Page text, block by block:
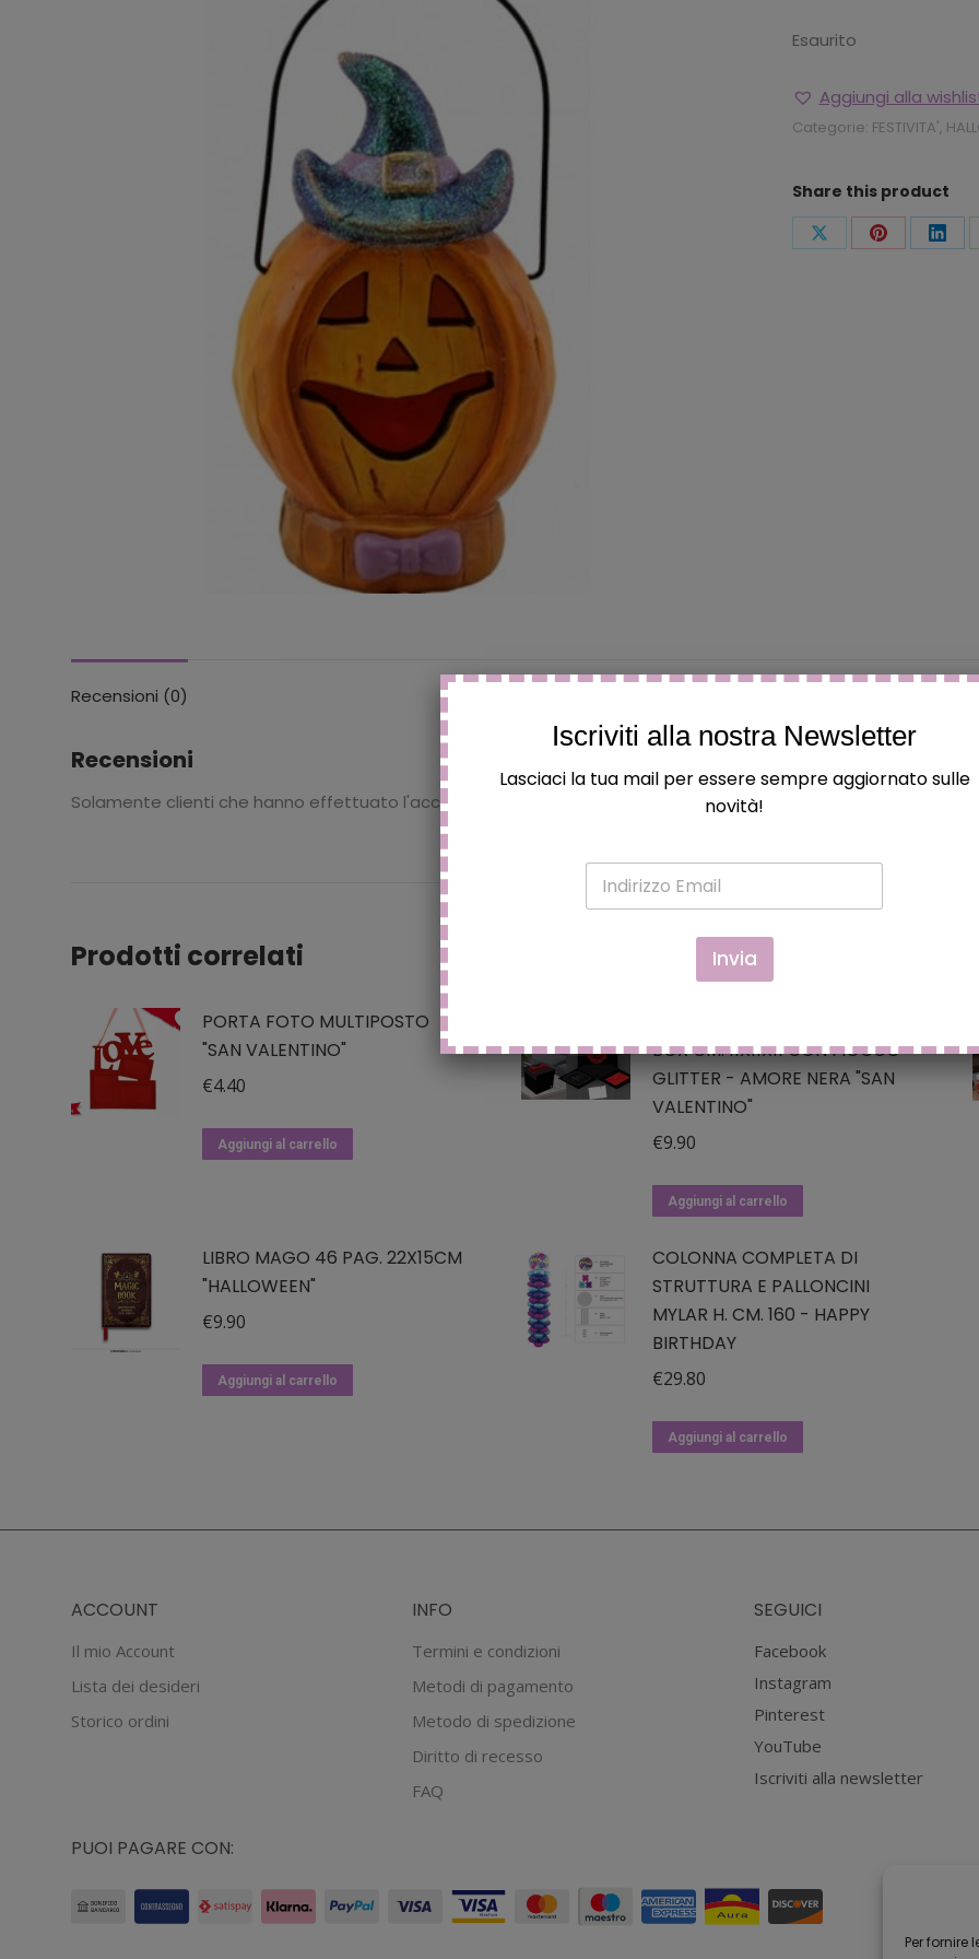
Per fornire
Esaurito
Aggiungi alla
Categorie: FESTIVITA',
Share this product
CondividiCondividi
Recensioni (0)
Recensioni
Solamente clienti che hanno effettuato l'accesso ed hanno acquistato questo prodotto possono lasciare una
Prodotti correlati
PORTA FOTO MULTIPOSTO
"SAN VALENTINO"
€4.40
Aggiungi al carrello
BOX CM. 11X11X11 CON FIOCCO
GLITTER - AMORE NERA "SAN
VALENTINO"
€9.90
Aggiungi al carrello
LIBRO MAGO 46 PAG. 22X15CM
"HALLOWEEN"
€9.90
Aggiungi al carrello
COLONNA COMPLETA DI
STRUTTURA E PALLONCINI
MYLAR H. CM. 160 - HAPPY
BIRTHDAY
€29.80
Aggiungi al carrello
ACCOUNT
Il mio Account
Lista dei desideri
Storico ordini
INFO
Termini e condizioni
Metodi di pagamento
Metodo di spedizione
Diritto di recesso
FAQ
SEGUICI
Facebook
Instagram
Pinterest
YouTube
Iscriviti alla newsletter
PUOI PAGARE CON:
Iscriviti alla nostra Newsletter
Lasciaci la tua mail per essere sempre aggiornato sulle
novità!
Invia